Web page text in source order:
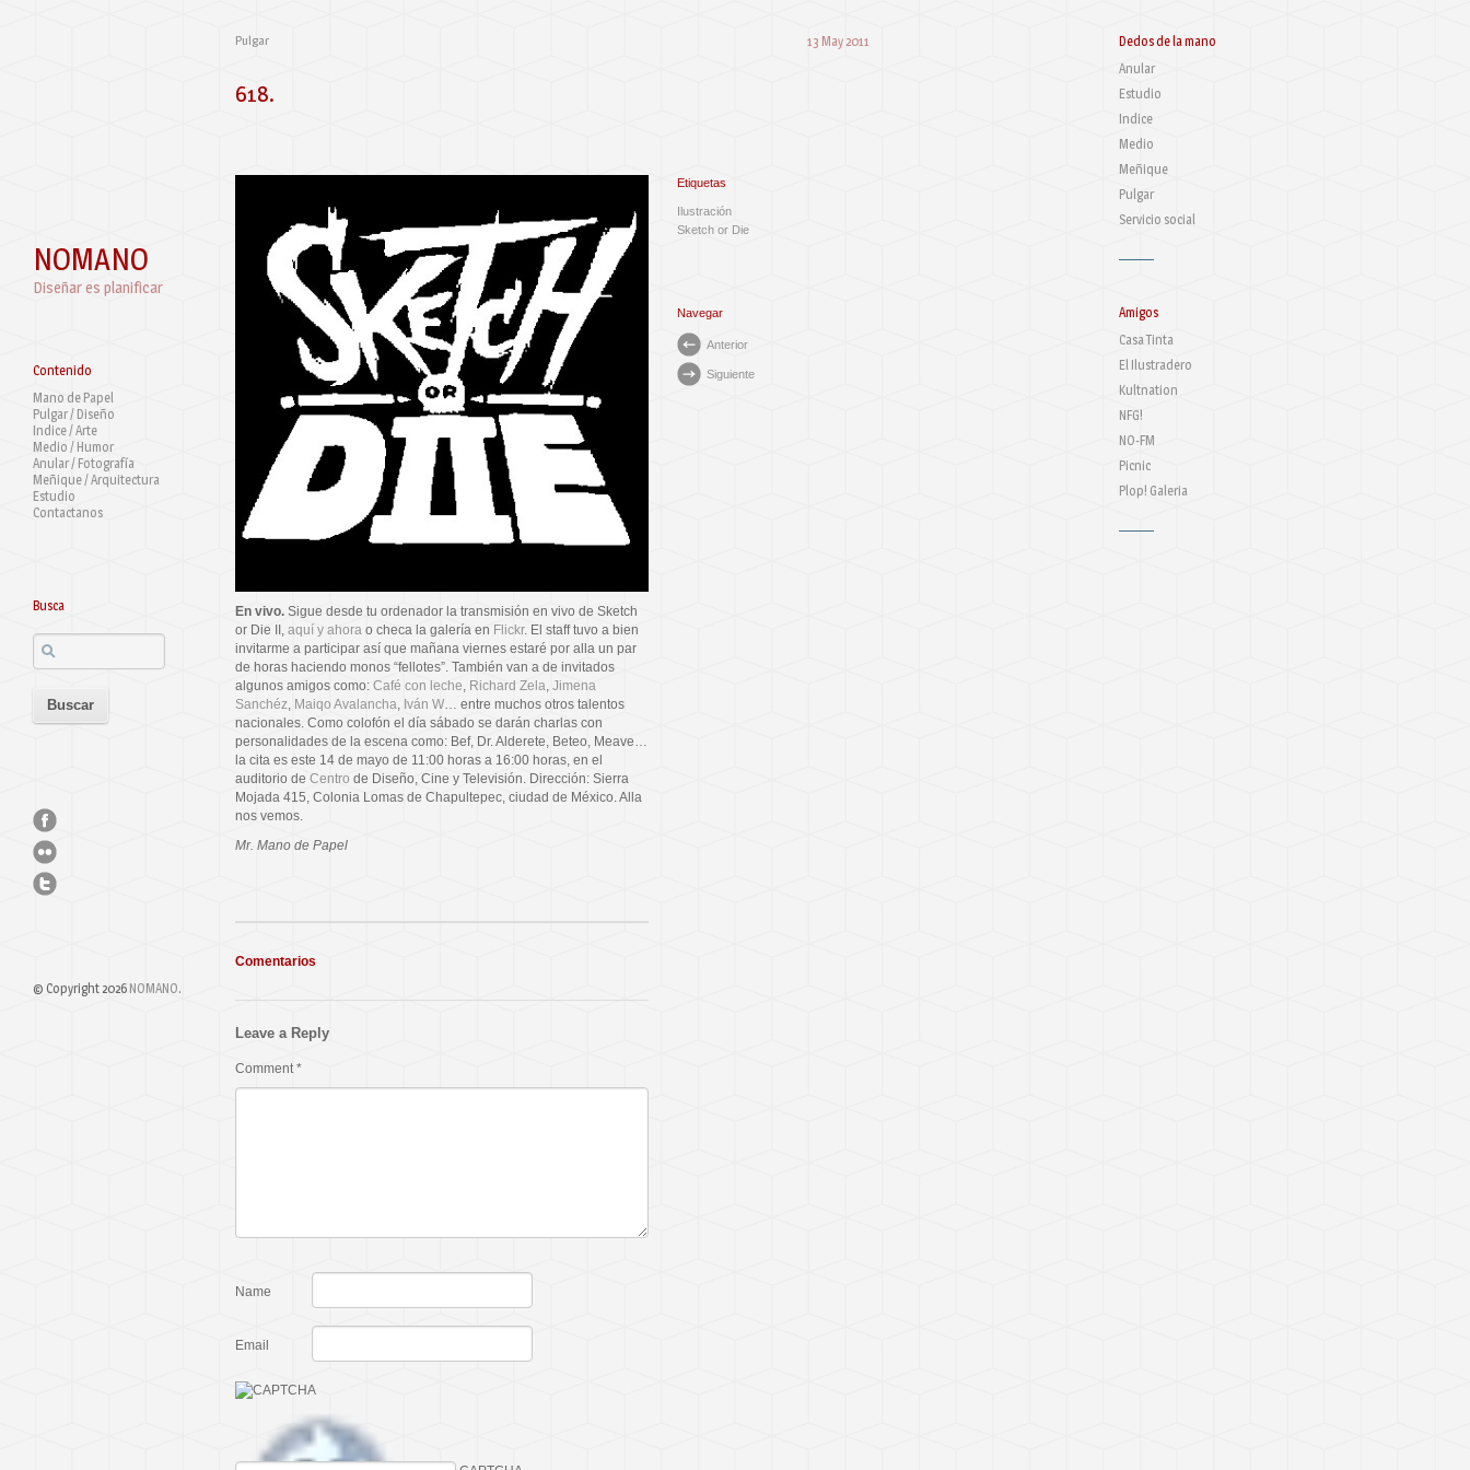
NOMANO
Diseñar es planificar
Contenido
Mano de Papel
Pulgar / Diseño
Indice / Arte
Medio / Humor
Anular / Fotografía
Meñique / Arquitectura
Estudio
Contactanos
Busca
© Copyright 2026 NOMANO.
Pulgar 13 May 2011
618.
En vivo. Sigue desde tu ordenador la transmisión en vivo de Sketch
or Die II, aquí y ahora o checa la galería en Flickr. El staff tuvo a bien
invitarme a participar así que mañana viernes estaré por alla un par
de horas haciendo monos “fellotes”. También van a de invitados
algunos amigos como: Café con leche Richard Zela Jimena
Sanchéz
Maiqo Avalancha Iván W … entre muchos otros talentos
nacionales. Como colofón el día sábado se darán charlas con
personalidades de la escena como: Bef, Dr. Alderete, Beteo, Meave…
la cita es este 14 de mayo de 11:00 horas a 16:00 horas, en el
auditorio de Centro de Diseño, Cine y Televisión. Dirección: Sierra
Mojada 415, Colonia Lomas de Chapultepec, ciudad de México. Alla
nos vemos.
Mr. Mano de Papel
Comentarios
Leave a Reply
Comment *
Name
Email
Etiquetas
Ilustración
Sketch or Die
Navegar
Anterior
Siguiente
Dedos de la mano
Anular
Estudio
Indice
Medio
Meñique
Pulgar
Servicio social
Amigos
Casa Tinta
El Ilustradero
Kultnation
NFG!
NO-FM
Picnic
Plop! Galeria